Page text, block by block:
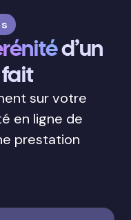
d’un
sur votre
en ligne de
prestation